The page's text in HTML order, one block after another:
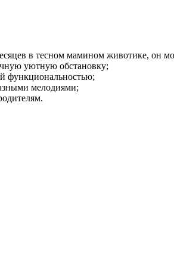
в тесном мамином животике, он
уютную обстановку;
функциональностью;
мелодиями;